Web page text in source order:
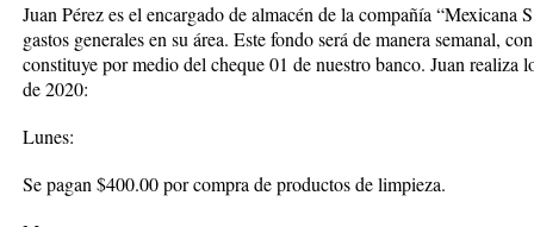
Juan Pérez es el encargado de almacén de la compañía “Mexicana
gastos generales en su área. Este fondo será de manera semanal,
constituye por medio del cheque 01 de nuestro banco. Juan realiza
de 2020:
Lunes:
Se pagan $400.00 por compra de productos de limpieza.